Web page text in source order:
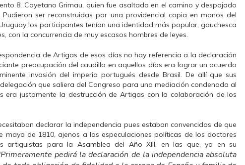
8, Cayetano Grimau, quien fue asaltado en el camino y despojado
ser reconstruidas por una providencial copia en manos del
los participantes tenían una identidad más popular, gauchesca
con la concurrencia de muy escasos hombres de leyes.
de Artigas de esos días no hay referencia a la declaración
preocupación del caudillo en aquellos días era lograr un acuerdo
invasión del imperio portugués desde Brasil. De allí que sus
que saliera del Congreso para una mediación condenada al
justamente la destrucción de Artigas con la colaboración de los
declarar la independencia pues estaban convencidos de que
de 1810, ajenos a las especulaciones políticas de los doctores
artiguistas para la Asamblea del Año XIII, en las que, ya en su
pedirá la declaración de la independencia absoluta